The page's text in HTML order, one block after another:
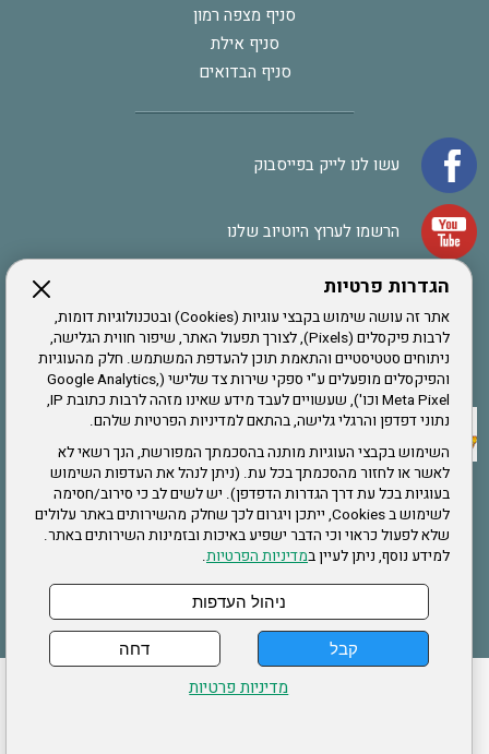
הגדרות פרטיות
אתר זה עושה שימוש בקבצי עוגיות (Cookies) ובטכנולוגיות דומות,
לרבות פיקסלים (Pixels), לצורך תפעול האתר, שיפור חווית הגלישה,
ניתוחים סטטיסטיים והתאמת תוכן להעדפת המשתמש. חלק מהעוגיות
והפיקסלים מופעלים ע"י ספקי שירות צד שלישי (Google Analytics,
Meta Pixel וכו'), שעשויים לעבד מידע שאינו מזהה לרבות כתובת IP,
נתוני דפדפן והרגלי גלישה, בהתאם למדיניות הפרטיות שלהם.
השימוש בקבצי העוגיות מותנה בהסכמתך המפורשת, הנך רשאי לא
לאשר או לחזור מהסכמתך בכל עת. (ניתן לנהל את העדפות השימוש
בעוגיות בכל עת דרך הגדרות הדפדפן). יש לשים לב כי סירוב/חסימה
לשימוש ב Cookies, ייתכן ויגרום לכך שחלק מהשירותים באתר עלולים
שלא לפעול כראוי וכי הדבר ישפיע באיכות ובזמינות השירותים באתר.
למידע נוסף, ניתן לעיין במדיניות הפרטיות.
קבל דחה
ניהול העדפות
מדיניות פרטיות
סניף מצפה רמון
סניף אילת
סניף הבדואים
עשו לנו לייק בפייסבוק
הרשמו לערוץ היוטיוב שלנו
אתר צה"ל
תקנון האתר
שירותים
תעסוקה
בריאות
הצהרת נגישות לעדכון פרטים אישיים